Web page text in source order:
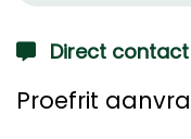
Direct
Proefrit